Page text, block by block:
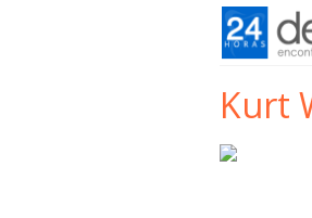
Kurt